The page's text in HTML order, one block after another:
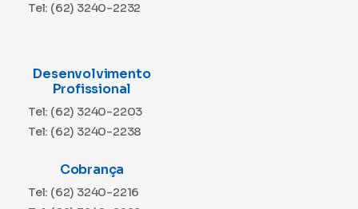
Tel: (62) 3240-2232
Desenvolvimento
Profissional
Tel: (62) 3240-2203
Tel: (62) 3240-2238
Cobrança
Tel: (62) 3240-2216